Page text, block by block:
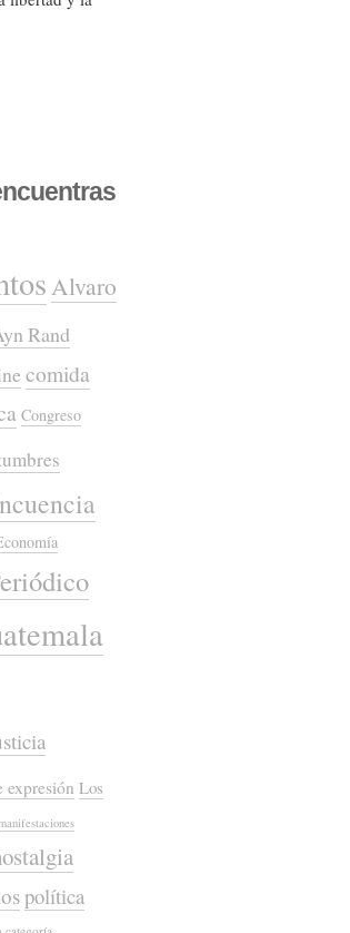
Alvaro
Rand
comida
Congreso
expresión Los
política